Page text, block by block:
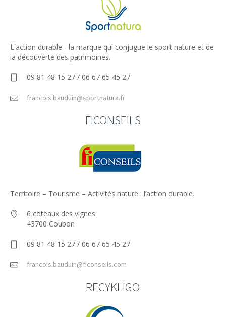
L'action durable - la marque qui conjugue le sport nature et de
la découverte des patrimoines.
09 81 48 15 27 / 06 67 65 45 27
francois.bauduin@sportnatura.fr
FICONSEILS
Territoire – Tourisme – Activités nature : l’action durable.
6 coteaux des vignes
43700 Coubon
09 81 48 15 27 / 06 67 65 45 27
francois.bauduin@ficonseils.com
RECYKLIGO